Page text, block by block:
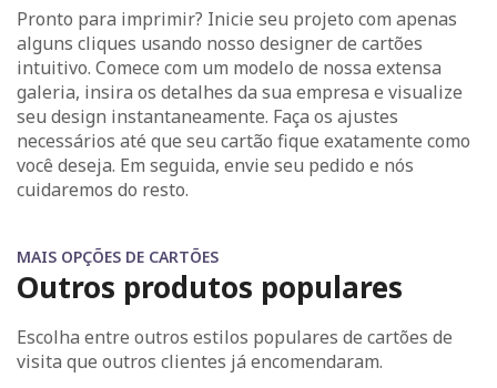
Pronto para imprimir? Inicie seu projeto com apenas
alguns cliques usando nosso designer de cartões
intuitivo. Comece com um modelo de nossa extensa
galeria, insira os detalhes da sua empresa e visualize
seu design instantaneamente. Faça os ajustes
necessários até que seu cartão fique exatamente como
você deseja. Em seguida, envie seu pedido e nós
cuidaremos do resto.
MAIS OPÇÕES DE CARTÕES
Outros produtos populares
Escolha entre outros estilos populares de cartões de
visita que outros clientes já encomendaram.